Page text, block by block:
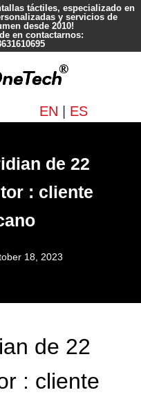
táctiles, especializado en
y servicios de
desde 2010!
en contactarnos:
EN ES
de 22
: cliente
18, 2023
de 22
: cliente